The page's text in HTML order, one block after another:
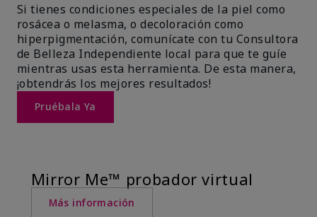
Si tienes condiciones especiales de la piel como
rosácea o melasma, o decoloración como
hiperpigmentación, comunícate con tu Consultora
de Belleza Independiente local para que te guíe
mientras usas esta herramienta. De esta manera,
¡obtendrás los mejores resultados!
Pruébala Ya
Mirror Me™ probador virtual
Más información